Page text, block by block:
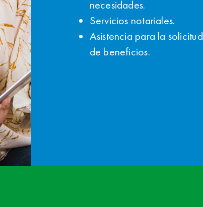
necesidades.
Servicios notariales.
Asistencia para la solicitud
de beneficios.